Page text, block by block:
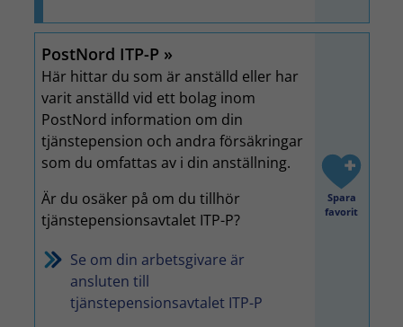
PostNord ITP-P
Här hittar du som är anställd eller har
varit anställd vid ett bolag inom
PostNord information om din
tjänstepension och andra försäkringar
som du omfattas av i din anställning.
Är du osäker på om du tillhör
tjänstepensionsavtalet ITP-P?
Se om din arbetsgivare är
ansluten till
tjänstepensionsavtalet ITP-P
Spara
favorit